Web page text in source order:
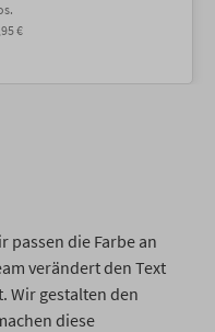
€
passen die Farbe an
verändert den Text
Wir gestalten den
diese